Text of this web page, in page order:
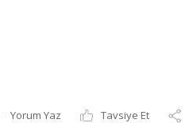
Yorum Yaz Tavsiye Et